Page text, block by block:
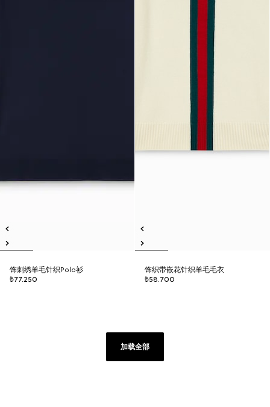
饰刺绣羊毛针织Polo衫
₺77.250
饰织带嵌花针织羊毛毛衣
₺58.700
加载全部